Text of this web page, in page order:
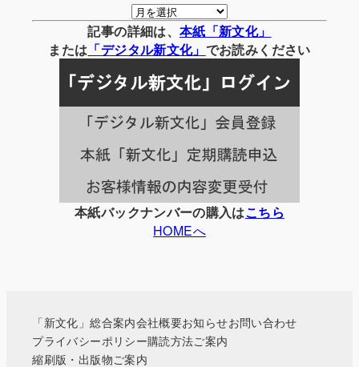
月
別
の
事
一
覧
記事の詳細は、 本紙「新文化」
または 「デジタル新文化」 でお読みください
本紙バックナンバーの購入はこちら
HOMEへ
「新文化」総合案内会社概要お知らせお問い合わせ
プライバシーポリシー購読方法ご案内
縮刷版・出版物ご案内